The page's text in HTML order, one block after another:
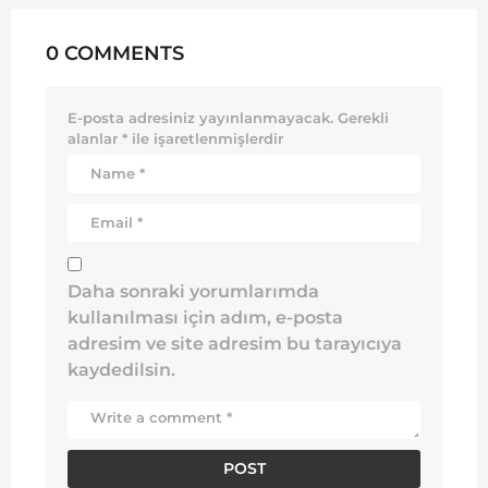
0 COMMENTS
E-posta adresiniz yayınlanmayacak. Gerekli
alanlar * ile işaretlenmişlerdir
Daha sonraki yorumlarımda
kullanılması için adım, e-posta
adresim ve site adresim bu tarayıcıya
kaydedilsin.